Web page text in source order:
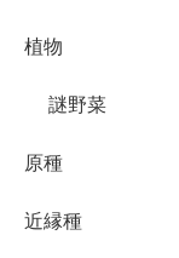
植物
謎野菜
原種
近縁種